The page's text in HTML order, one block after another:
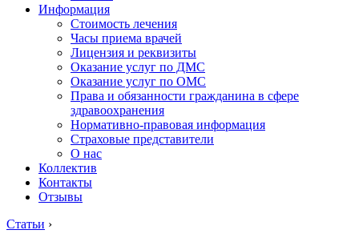
Информация
Стоимость лечения
Часы приема врачей
Лицензия и реквизиты
Оказание услуг по ДМС
Оказание услуг по ОМС
Права и обязанности гражданина в сфере
здравоохранения
Нормативно-правовая информация
Страховые представители
О нас
Коллектив
Контакты
Отзывы
Статьи ›